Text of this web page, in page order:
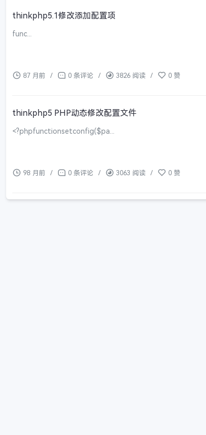
thinkphp5.1修改添加配置项
func...
87 月前 / 0 条评论 / 3826 阅读 / 0 赞
thinkphp5 PHP动态修改配置文件
<?phpfunctionsetconfig($pa...
98 月前 / 0 条评论 / 3063 阅读 / 0 赞